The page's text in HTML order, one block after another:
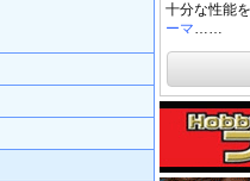
十分な性能を
ーマ……